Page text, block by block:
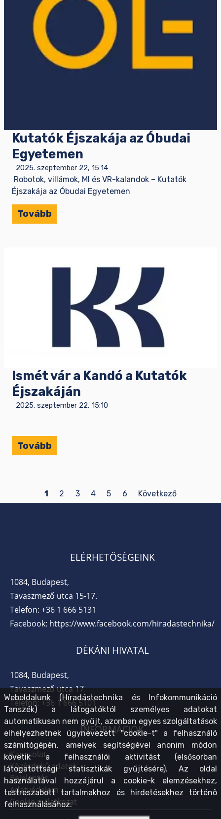
Kutatók Éjszakája az Óbudai
Egyetemen
2025. szeptember 22, 15:14
Robotok, villámok, MI és VR-kalandok – Kutatók
Éjszakája az Óbudai Egyetemen
Tovább
Ismét vár a Kandó a Kutatók
Éjszakáján
2025. szeptember 22, 15:10
Tovább
1 2 3 4 5 6 Következő
ELÉRHETŐSÉGEINK
1084, Budapest,
Tavaszmező utca 15-17.
Telefon: +36 1 666 5131
Facebook: https://www.facebook.com/hiradastechnika/
DÉKÁNI HIVATAL
1084, Budapest,
Tavaszmező utca 17.
Telefon:+36 1 666 5101
INFORMÁCIÓK
Kapcsolat
Közérdekű adatok
Bejelentés
Adatvédelem
Cookie nyilatkozat
Weboldalunk (Híradástechnika és Infokommunikáció
Tanszék) a látogatóktól személyes adatokat
automatikusan nem gyűjt, azonban egyes szolgáltatások
elhelyezhetnek úgynevezett "cookie-t" a felhasználó
számítógépén, amelyek segítségével anonim módon
követik a felhasználói aktivitást (elsősorban
látogatottsági statisztikák gyűjtésére). Az oldal
használatával hozzájárul a cookie-k elemzésekhez,
testreszabott tartalmakhoz és hirdetésekhez történõ
felhasználásához.